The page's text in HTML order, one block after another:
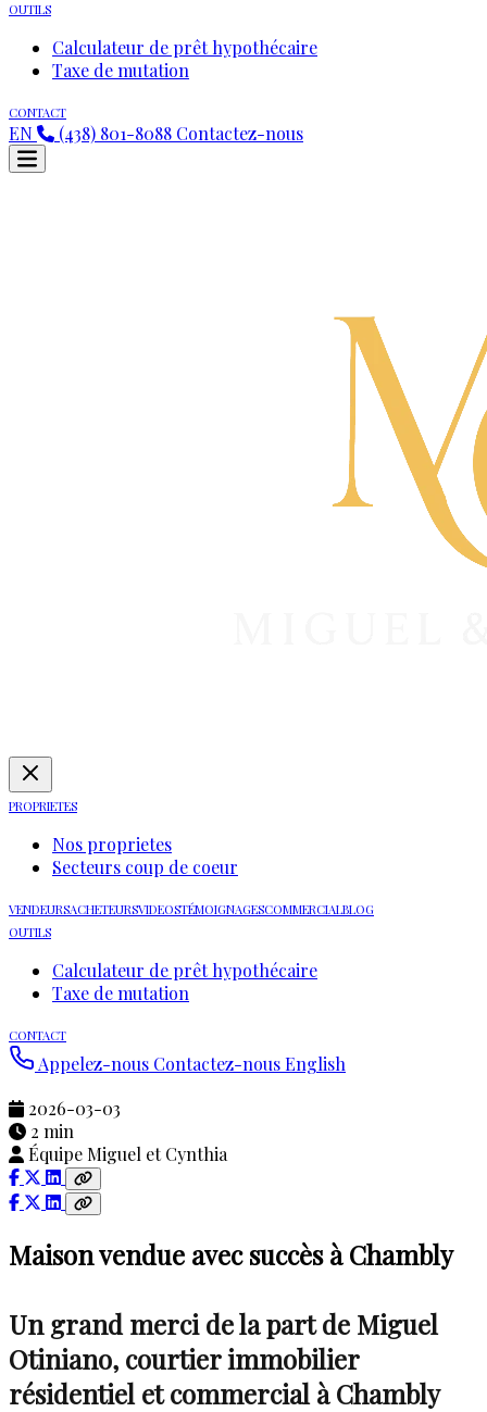
OUTILS
Calculateur de prêt hypothécaire
Taxe de mutation
CONTACT
EN (438) 801-8088 Contactez-nous
PROPRIETES
Nos proprietes
Secteurs coup de coeur
VENDEURSACHETEURSVIDEOSTÉMOIGNAGESCOMMERCIALBLOG
OUTILS
Calculateur de prêt hypothécaire
Taxe de mutation
CONTACT
Appelez-nous Contactez-nousEnglish
2026-03-03
2 min
Équipe Miguel et Cynthia
Maison vendue avec succès à Chambly
Un grand merci de la part de Miguel
Otiniano, courtier immobilier
résidentiel et commercial à Chambly